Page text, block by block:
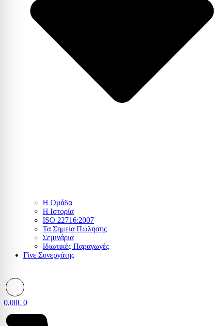
Η Ομάδα
Η Ιστορία
ISO 22716:2007
Τα Σημεία Πώλησης
Σεμινάρια
Ιδιωτικές Παραγωγές
Γίνε Συνεργάτης
0,00€ 0